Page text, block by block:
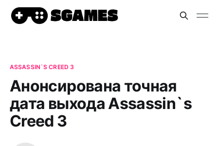
ASSASSIN`S CREED 3
Анонсирована точная
дата выхода Assassin`s
Creed 3